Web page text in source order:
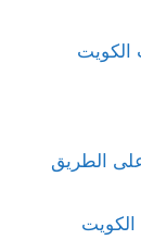
الكويت
الطريق